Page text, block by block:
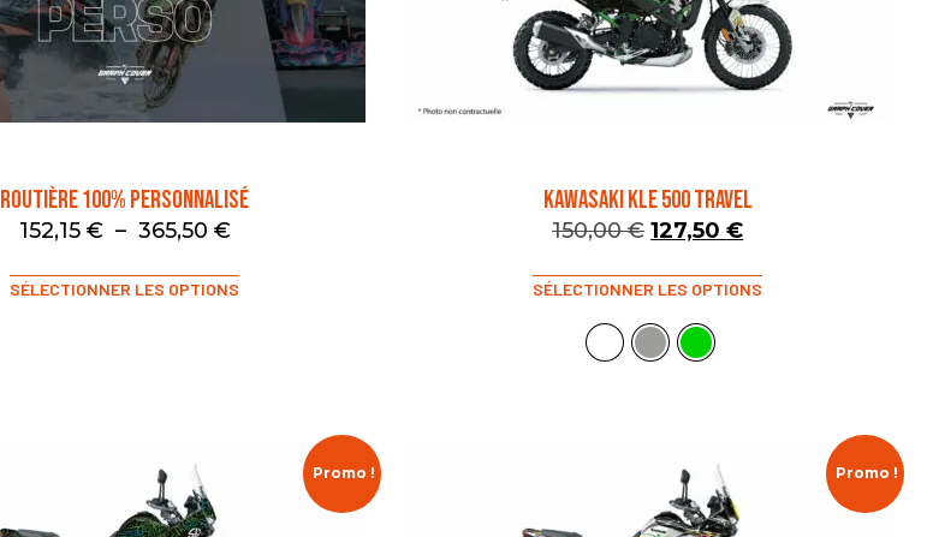
Routière 100% Personnalisé
152,15 € – 365,50 €
SÉLECTIONNER LES OPTIONS
KAWASAKI KLE 500 TRAVEL
150,00€ 127,50€
SÉLECTIONNER LES OPTIONS
Promo ! Promo !